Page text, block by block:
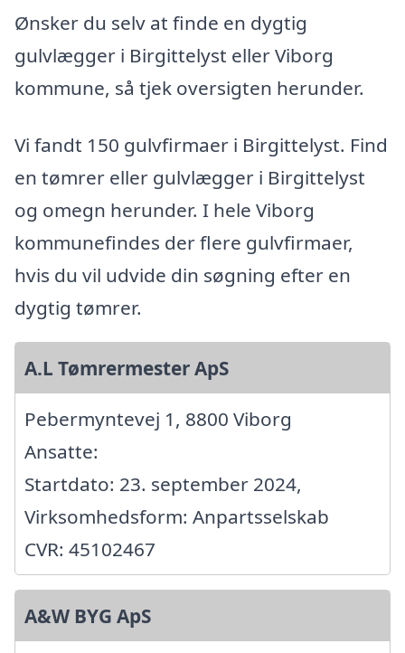
Ønsker du selv at finde en dygtig
gulvlægger i Birgittelyst eller Viborg
kommune, så tjek oversigten herunder.
Vi fandt 150 gulvfirmaer i Birgittelyst. Find
en tømrer eller gulvlægger i Birgittelyst
og omegn herunder. I hele Viborg
kommunefindes der flere gulvfirmaer,
hvis du vil udvide din søgning efter en
dygtig tømrer.
A.L Tømrermester ApS
Pebermyntevej 1, 8800 Viborg
Ansatte:
Startdato: 23. september 2024,
Virksomhedsform: Anpartsselskab
CVR: 45102467
A&W BYG ApS